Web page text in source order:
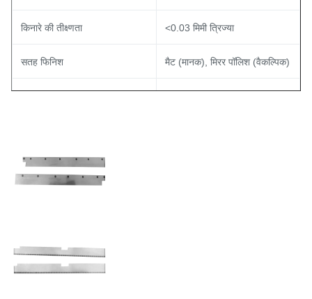
किनारे की तीक्ष्णता <0.03 मिमी त्रिज्या
सतह फिनिश मैट (मानक), मिरर पॉलिश (वैकल्पिक)
सहनशीलता